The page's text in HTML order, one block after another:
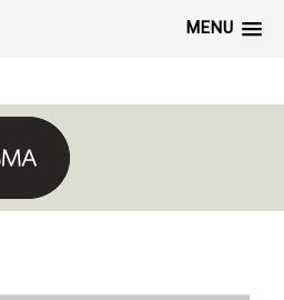
MENU